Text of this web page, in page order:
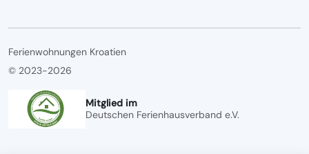
Ferienwohnungen Kroatien
© 2023-2026
Mitglied im
Deutschen Ferienhausverband e.V.